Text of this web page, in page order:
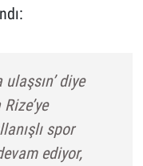
ulaşsın’ diye
spor
ediyor,